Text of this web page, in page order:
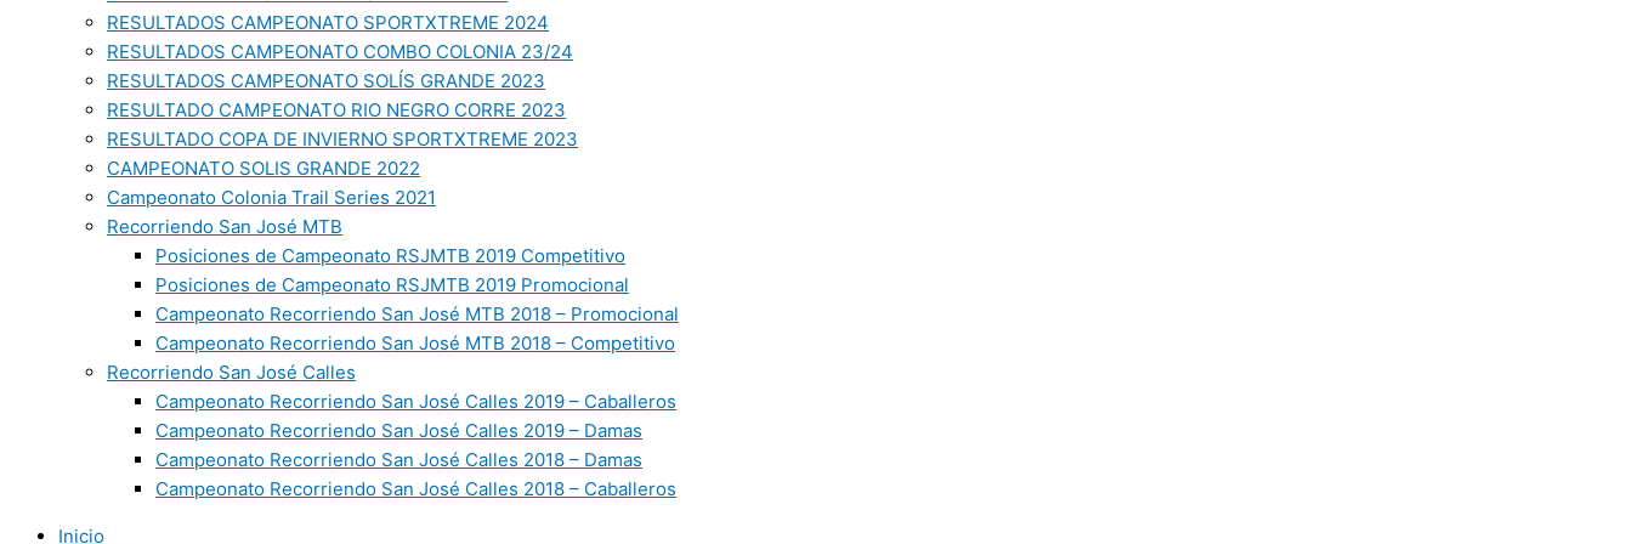
RESULTADOS CAMPEONATO SPORTXTREME 2024
RESULTADOS CAMPEONATO COMBO COLONIA 23/24
RESULTADOS CAMPEONATO SOLÍS GRANDE 2023
RESULTADO CAMPEONATO RIO NEGRO CORRE 2023
RESULTADO COPA DE INVIERNO SPORTXTREME 2023
CAMPEONATO SOLIS GRANDE 2022
Campeonato Colonia Trail Series 2021
Recorriendo San José MTB
Posiciones de Campeonato RSJMTB 2019 Competitivo
Posiciones de Campeonato RSJMTB 2019 Promocional
Campeonato Recorriendo San José MTB 2018 – Promocional
Campeonato Recorriendo San José MTB 2018 – Competitivo
Recorriendo San José Calles
Campeonato Recorriendo San José Calles 2019 – Caballeros
Campeonato Recorriendo San José Calles 2019 – Damas
Campeonato Recorriendo San José Calles 2018 – Damas
Campeonato Recorriendo San José Calles 2018 – Caballeros
Inicio